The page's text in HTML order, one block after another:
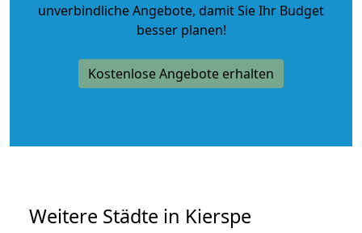
unverbindliche Angebote, damit Sie Ihr Budget
besser planen!
Kostenlose Angebote erhalten
Weitere Städte in Kierspe